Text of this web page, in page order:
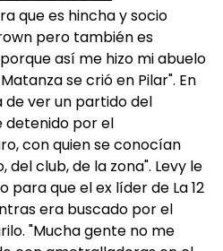
que es hincha y socio
pero también es
así me hizo mi abuelo
se crió en Pilar". En
de ver un partido del
detenido por el
con quien se conocían
del club, de la zona". Levy le
para que el ex líder de La 12
era buscado por el
"Mucha gente no me